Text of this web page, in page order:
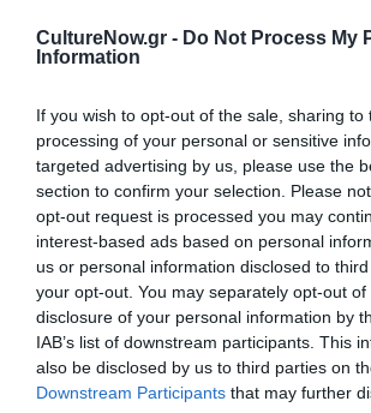
CultureNow.gr - Do Not Process My
Information
If you wish to opt-out of the sale, sharing to
processing of your personal or sensitive
targeted advertising by us, please use the
section to confirm your selection. Please
opt-out request is processed you may
interest-based ads based on personal
us or personal information disclosed to
your opt-out. You may separately opt-out
disclosure of your personal information by
IAB’s list of downstream participants. This
also be disclosed by us to third parties on
Downstream Participants that may further
Το βιβλίο του Χαρούκι Μουρακάμι,
Ψυχογιός.
Ακολουθήστε το Culturenow.gr στο
μάθετε πρώτοι όλες τις ειδήσεις
Δείτε όλα τατελευταία νέαγια την
Πολιτισμό στοCulturenow.gr
Νέοι Διαγωνισμοί❯